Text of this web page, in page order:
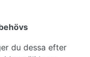
du dessa efter